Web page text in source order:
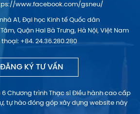
www.facebook.com/gsneu/
nhà A1, Đại học Kinh tế Quốc dân
Quận Hai Bà Trưng, Hà Nội, Việt Nam
+84. 24.36.280.280
ĐĂNG KÝ TƯ VẤN
6 Chương trình Thạc sĩ Điều hành cao cấp
tự hào đóng góp xây dựng website này